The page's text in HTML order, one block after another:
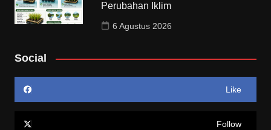
Perubahan Iklim
6 Agustus 2026
Social
Like
Follow